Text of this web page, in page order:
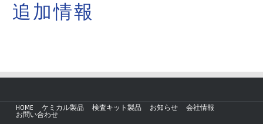
追加情報
HOME ケミカル製品 検査キット製品 お知らせ
会社情報
お問い合わせ